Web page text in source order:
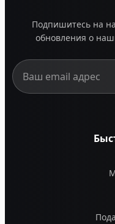
Подпишитесь на
обновления о